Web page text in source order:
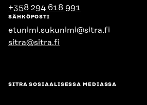
+358 294 618 991
SÄHKÖPOSTI
etunimi.sukunimi@sitra.fi
sitra@sitra.fi
SITRA SOSIAALISESSA MEDIASSA